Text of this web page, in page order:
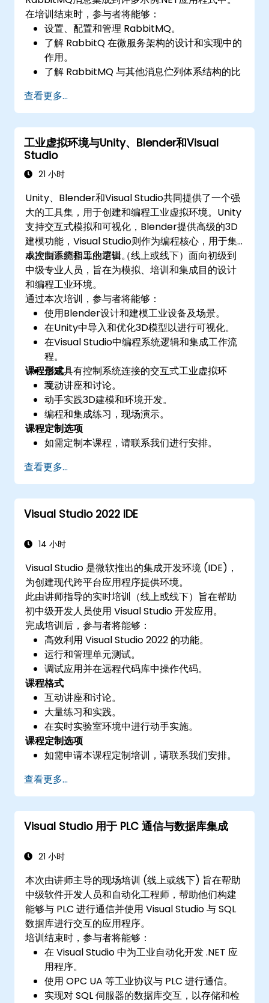
在培训结束时，参与者将能够：
设置、配置和管理 RabbitMQ。
了解 RabbitQ 在微服务架构的设计和实现中的
作用。
了解 RabbitMQ 与其他消息伫列体系结构的比
设置并使用 RabbitMQ 作为代理，用于处理实
际企业 .Net 应用程式的异步和同步消息。
查看更多...
工业虚拟环境与Unity、Blender和Visual
Studio
21 小时
Unity、Blender和Visual Studio共同提供了一个强
大的工具集，用于创建和编程工业虚拟环境。Unity
支持交互式模拟和可视化，Blender提供高级的3D
建模功能，Visual Studio则作为编程核心，用于集
成控制系统和工业逻辑。
本次由讲师指导的培训（线上或线下）面向初级到
中级专业人员，旨在为模拟、培训和集成目的设计
和编程工业环境。
通过本次培训，参与者将能够：
使用Blender设计和建模工业设备及场景。
在Unity中导入和优化3D模型以进行可视化。
在Visual Studio中编程系统逻辑和集成工作流
程。
创建具有控制系统连接的交互式工业虚拟环
境。
课程形式
互动讲座和讨论。
动手实践3D建模和环境开发。
编程和集成练习，现场演示。
课程定制选项
如需定制本课程，请联系我们进行安排。
查看更多...
Visual Studio 2022 IDE
14 小时
Visual Studio 是微软推出的集成开发环境 (IDE)，
为创建现代跨平台应用程序提供环境。
此由讲师指导的实时培训（线上或线下）旨在帮助
初中级开发人员使用 Visual Studio 开发应用。
完成培训后，参与者将能够：
高效利用 Visual Studio 2022 的功能。
运行和管理单元测试。
调试应用并在远程代码库中操作代码。
课程格式
互动讲座和讨论。
大量练习和实践。
在实时实验室环境中进行动手实施。
课程定制选项
如需申请本课程定制培训，请联系我们安排。
查看更多...
Visual Studio 用于 PLC 通信与数据库集成
21 小时
本次由讲师主导的现场培训 (线上或线下) 旨在帮助
中级软件开发人员和自动化工程师，帮助他们构建
能够与 PLC 进行通信并使用 Visual Studio 与 SQL
数据库进行交互的应用程序。
培训结束时，参与者将能够：
在 Visual Studio 中为工业自动化开发 .NET 应
用程序。
使用 OPC UA 等工业协议与 PLC 进行通信。
实现对 SQL 伺服器的数据库交互，以存储和检